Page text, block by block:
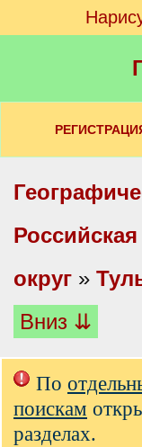
округ »
Вниз ⇊
По
поискам
разделах.